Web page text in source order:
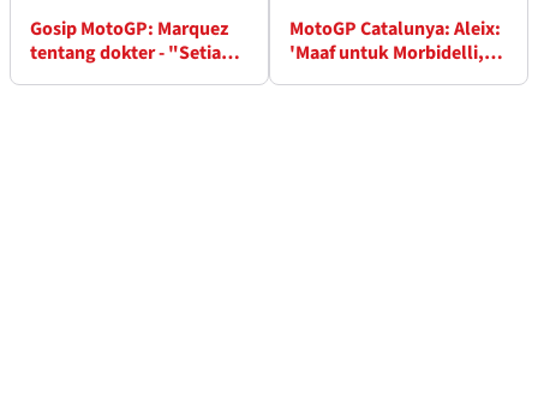
Gosip MotoGP: Marquez
tentang dokter - "Setiap
MotoGP Catalunya: Aleix:
'Maaf untuk Morbidelli,